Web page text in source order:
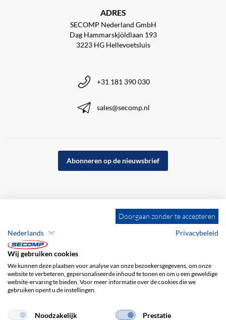
ADRES
SECOMP Nederland GmbH
Dag Hammarskjöldlaan 193
3223 HG Hellevoetsluis
+31 181 390 030
sales@secomp.nl
Abonneren op de nieuwsbrief
Bedrijfsgegevens
Privacybeleid
Doorgaan zonder te accepteren
Nederlands
Privacybeleid
Wij gebruiken cookies
We kunnen deze plaatsen voor analyse van onze bezoekersgegevens, om onze
website te verbeteren, gepersonaliseerde inhoud te tonen en om u een geweldige
website-ervaring te bieden. Voor meer informatie over de cookies die we
gebruiken opent u de instellingen.
Noodzakelijk Prestatie